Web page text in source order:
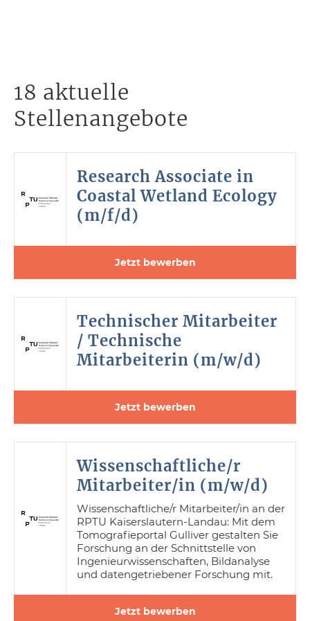
18 aktuelle
Stellenangebote
Research Associate in
Coastal Wetland Ecology
(m/f/d)
Jetzt bewerben
Technischer Mitarbeiter
/ Technische
Mitarbeiterin (m/w/d)
Jetzt bewerben
Wissenschaftliche/r
Mitarbeiter/in (m/w/d)
Wissenschaftliche/r Mitarbeiter/in an der
RPTU Kaiserslautern-Landau: Mit dem
Tomografieportal Gulliver gestalten Sie
Forschung an der Schnittstelle von
Ingenieurwissenschaften, Bildanalyse
und datengetriebener Forschung mit.
Jetzt bewerben